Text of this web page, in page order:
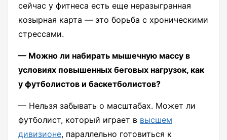
сейчас у фитнеса есть еще неразыгранная
козырная карта — это борьба с хроническими
стрессами.
— Можно ли набирать мышечную массу в
условиях повышенных беговых нагрузок, как
у футболистов и баскетболистов?
— Нельзя забывать о масштабах. Может ли
футболист, который играет в высшем
дивизионе, параллельно готовиться к